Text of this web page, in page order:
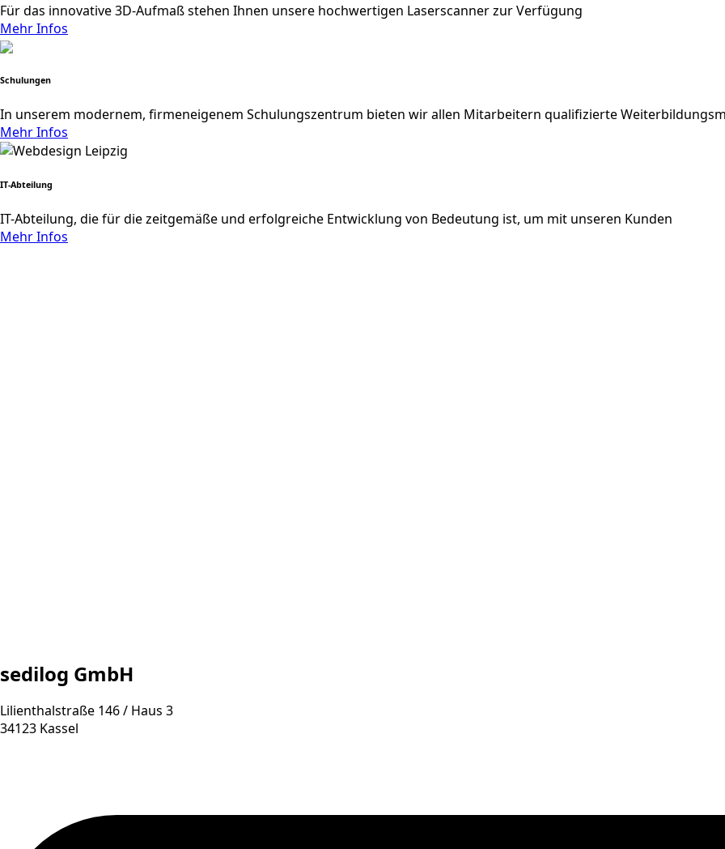
Für das innovative 3D-Aufmaß stehen Ihnen unsere hochwertigen Laserscanner zur Verfügung
Mehr Infos
Schulungen
In unserem modernem, firmeneigenem Schulungszentrum bieten wir allen Mitarbeitern qualifizierte
Mehr Infos
IT-Abteilung
IT-Abteilung, die für die zeitgemäße und erfolgreiche Entwicklung von Bedeutung ist, um mit unseren Kunden
Mehr Infos
sedilog GmbH
Lilienthalstraße 146 / Haus 3
34123 Kassel